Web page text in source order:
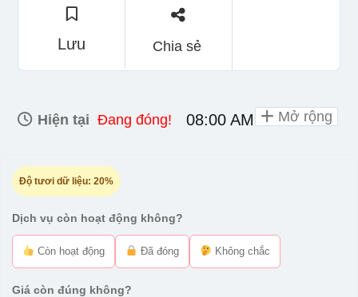
Lưu Chia sẻ
Hiện tại Đang đóng! 08:00 AM - 10:00 PM
Độ tươi dữ liệu: 20%
Dịch vụ còn hoạt động không?
Còn hoạt động Đã đóng Không chắc
Giá còn đúng không?
Mở rộng